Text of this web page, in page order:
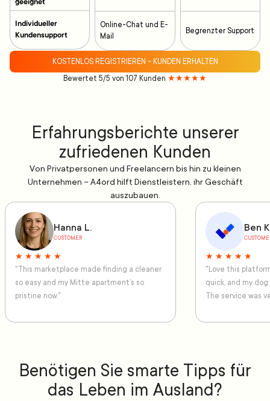
geeignet
Individueller
Kundensupport
Online-Chat und E-
Mail
Begrenzter Support
KOSTENLOS REGISTRIEREN - KUNDEN ERHALTEN
Bewertet 5/5 von 107 Kunden ★★★★★
Erfahrungsberichte unserer
zufriedenen Kunden
Von Privatpersonen und Freelancern bis hin zu kleinen
Unternehmen – A4ord hilft Dienstleistern, ihr Geschäft
auszubauen.
Hanna L.
CUSTOMER
★ ★ ★ ★ ★
"This marketplace made finding a cleaner
so easy and my Mitte apartment’s so
pristine now."
Ben
★ ★ ★ ★ ★
"Love this
quick, and my
The service was
Benötigen Sie smarte Tipps für
das Leben im Ausland?